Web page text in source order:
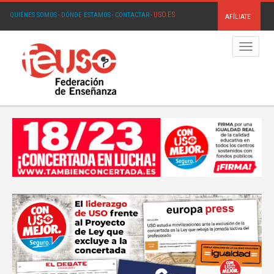
QUIÉNES SOMOS· DÓNDE ESTAMOS· CONTACTAR· USO.ES AFÍLIATE
Menú